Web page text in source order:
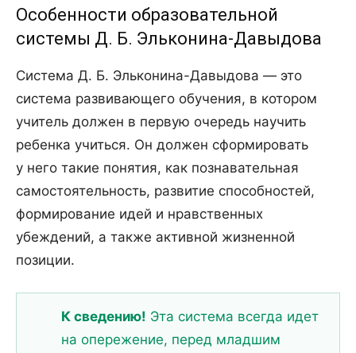
Особенности образовательной
системы Д. Б. Эльконина-Давыдова
Система Д. Б. Эльконина-Давыдова — это
система развивающего обучения, в котором
учитель должен в первую очередь научить
ребенка учиться. Он должен сформировать
у него такие понятия, как познавательная
самостоятельность, развитие способностей,
формирование идей и нравственных
убеждений, а также активной жизненной
позиции.
К сведению! Эта система всегда идет
на опережение, перед младшим